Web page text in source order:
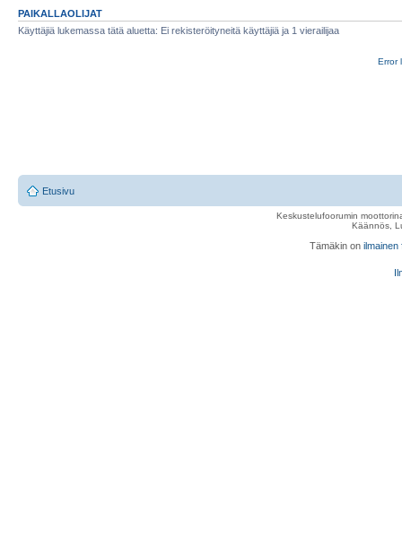
PAIKALLAOLIJAT
Käyttäjiä lukemassa tätä aluetta: Ei rekisteröityneitä käyttäjiä ja 1 vierailijaa
Error
Etusivu
Keskustelufoorumin
Käännös,
Tämäkin on ilmainen